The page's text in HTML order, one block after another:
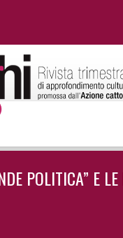
POLITICA” E